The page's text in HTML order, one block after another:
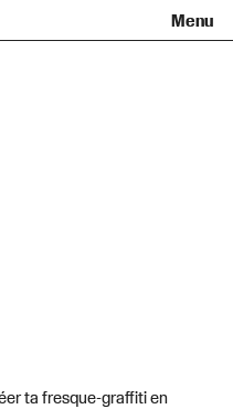
Menu
ta fresque-graffiti en